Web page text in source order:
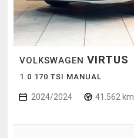
VOLKSWAGEN VIRTUS
1.0 170 TSI MANUAL
2024/2024 41.562 km